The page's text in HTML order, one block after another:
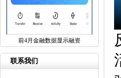
前4月金融数据显示融资
联系我们